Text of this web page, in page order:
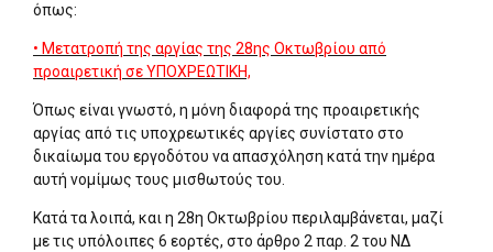
όπως:
• Μετατροπή της αργίας της 28ης Οκτωβρίου από
προαιρετική σε ΥΠΟΧΡΕΩΤΙΚΗ,
Όπως είναι γνωστό, η μόνη διαφορά της προαιρετικής
αργίας από τις υποχρεωτικές αργίες συνίστατο στο
δικαίωμα του εργοδότου να απασχόληση κατά την ημέρα
αυτή νομίμως τους μισθωτούς του.
Κατά τα λοιπά, και η 28η Οκτωβρίου περιλαμβάνεται, μαζί
με τις υπόλοιπες 6 εορτές, στο άρθρο 2 παρ. 2 του ΝΔ